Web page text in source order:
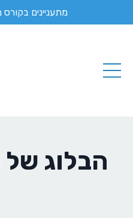
מתעניינים בקורס
הבלוג של